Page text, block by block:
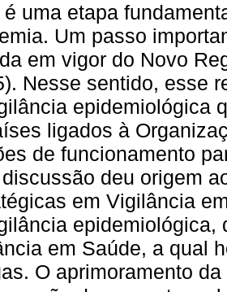
é uma etapa
Um passo
em vigor do Novo
Nesse sentido, esse
epidemiológica
ligados à
de funcionamento
deu origem
em Vigilância
epidemiológica,
em Saúde, a qual
O aprimoramento